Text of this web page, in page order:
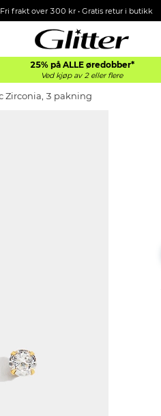
Fri frakt over 300 kr • Gratis retur i butikk
25% på ALLE øredobber*
Ved kjøp av 2 eller flere
Zirconia, 3 pakning